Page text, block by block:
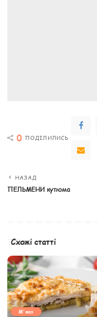
0 ПОДІЛИЛИСЬ
НАЗАД
ПЕЛЬМЕНИ кутюма
Схожі статті
М'ясо